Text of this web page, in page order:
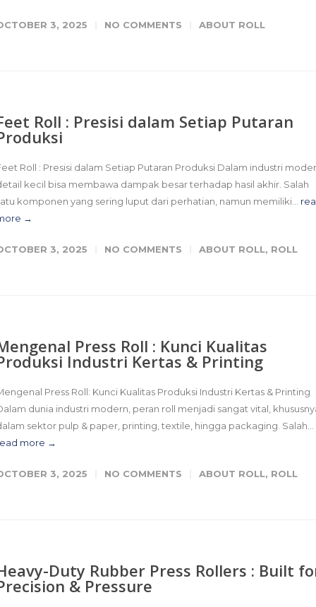
3, 2025 NO COMMENTS ABOUT ROLL
Roll : Presisi dalam Setiap Putaran
Roll : Presisi dalam Setiap Putaran Produksi Dalam industri
kecil bisa membawa dampak besar terhadap hasil akhir. Salah
komponen yang sering luput dari perhatian, namun memiliki...
→
3, 2025 NO COMMENTS ABOUT ROLL, ROLL
Press Roll : Kunci Kualitas
Industri Kertas & Printing
Press Roll: Kunci Kualitas Produksi Industri Kertas & Printing
dunia industri modern, peran roll menjadi sangat vital,
sektor pulp & paper, printing, textile, hingga packaging. Salah...
more →
3, 2025 NO COMMENTS ABOUT ROLL, ROLL
Duty Rubber Press Rollers : Built
& Pressure